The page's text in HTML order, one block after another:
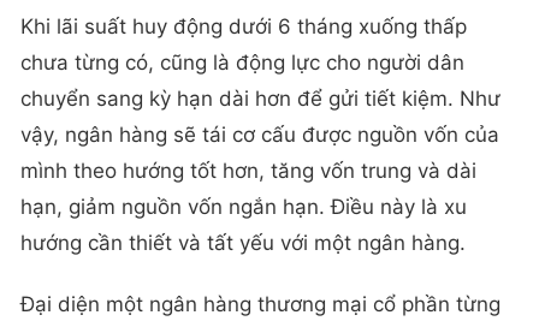
Khi lãi suất huy động dưới 6 tháng xuống thấp
chưa từng có, cũng là động lực cho người dân
chuyển sang kỳ hạn dài hơn để gửi tiết kiệm. Như
vậy, ngân hàng sẽ tái cơ cấu được nguồn vốn của
mình theo hướng tốt hơn, tăng vốn trung và dài
hạn, giảm nguồn vốn ngắn hạn. Điều này là xu
hướng cần thiết và tất yếu với một ngân hàng.
Đại diện một ngân hàng thương mại cổ phần từng